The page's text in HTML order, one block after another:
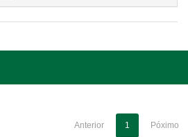
Anterior 1 Póximo